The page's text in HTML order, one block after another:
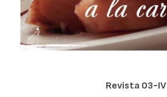
Revista 03-IV